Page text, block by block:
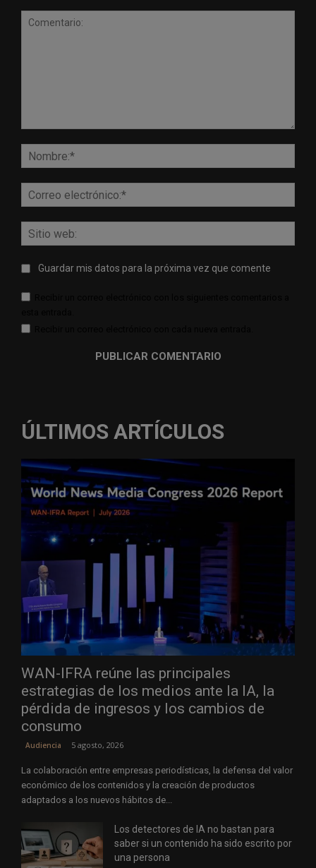
web:
Guardar mis datos para la próxima vez que comente
ÚLTIMOS ARTÍCULOS
WAN-IFRA reúne las principales
estrategias de los medios ante la IA, la
pérdida de ingresos y los cambios de
consumo
Audiencia 5 agosto, 2026
La colaboración entre empresas periodísticas, la defensa del valor
económico de los contenidos y la creación de productos
adaptados a los nuevos hábitos de...
Los detectores de IA no bastan para
saber si un contenido ha sido escrito por
una persona